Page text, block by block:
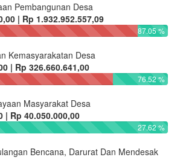
Pembangunan Desa
| Rp 1.932.952.557,09
87.05 %
Kemasyarakatan Desa
| Rp 326.660.641,00
76.52 %
Masyarakat Desa
| Rp 40.050.000,00
27.62 %
Bencana, Darurat Dan Mendesak